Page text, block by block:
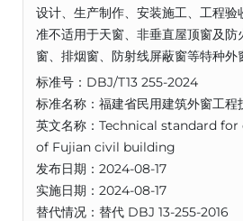
设计、生产制作、安装施工、工程验
准不适用于天窗、非垂直屋顶窗及防
窗、排烟窗、防射线屏蔽窗等特种外
标准号：DBJ/T13 255-2024
标准名称：福建省民用建筑外窗工程
英文名称：Technical standard
of Fujian civil building
发布日期：2024-08-17
实施日期：2024-08-17
替代情况：替代 DBJ 13-255-2016